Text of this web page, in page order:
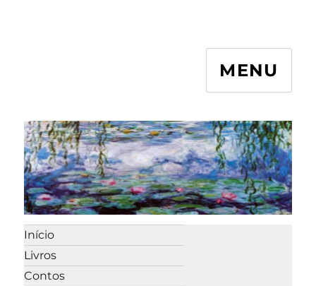
MENU
Início
Livros
Contos